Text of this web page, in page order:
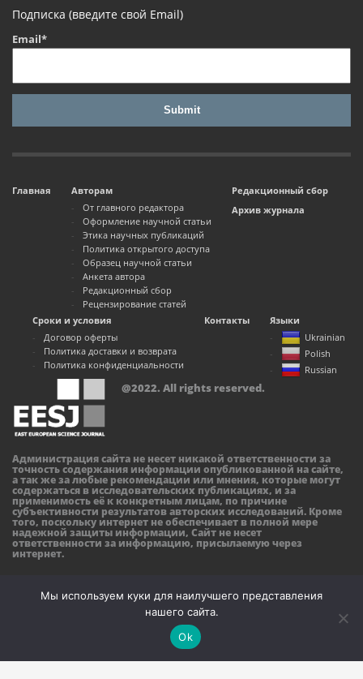
Подписка (введите свой Email)
Email*
Главная
Авторам
От главного редактора
Оформление научной статьи
Этика научных публикаций
Политика открытого доступа
Образец научной статьи
Анкета автора
Редакционный сбор
Рецензирование статей
Редакционный сбор
Архив журнала
Сроки и условия
Договор оферты
Политика доставки и возврата
Политика конфиденциальности
Контакты
Языки
Ukrainian
Polish
Russian
@2022. All rights reserved.
Администрация сайта не несет никакой ответственности за
точность содержания информации опубликованной на сайте,
а так же за любые рекомендации или мнения, которые могут
содержаться в исследовательских публикациях, и за
применимость её к конкретным лицам, по причине
субъективности результатов авторских исследований. Кроме
того, поскольку интернет не обеспечивает в полной мере
надежной защиты информации, Сайт не несет
ответственности за информацию, присылаемую через
интернет.
Мы используем куки для наилучшего представления
нашего сайта.
Ok